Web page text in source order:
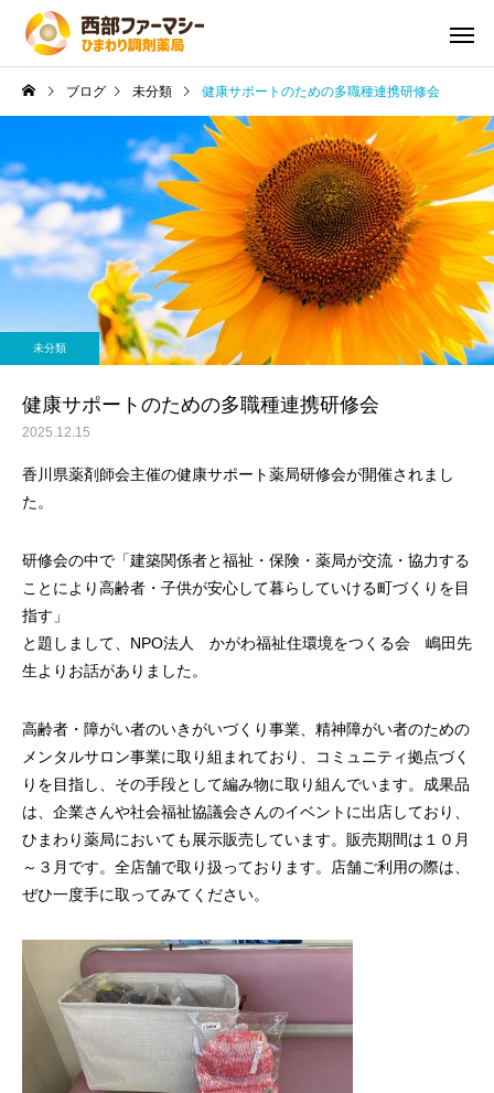
ブログ 未分類 健康サポートのための多職種連携研修会
未分類
健康サポートのための多職種連携研修会
2025.12.15
香川県薬剤師会主催の健康サポート薬局研修会が開催されまし
た。
研修会の中で「建築関係者と福祉・保険・薬局が交流・協力する
ことにより高齢者・子供が安心して暮らしていける町づくりを目
指す」
と題しまして、NPO法人 かがわ福祉住環境をつくる会 嶋田先
生よりお話がありました。
高齢者・障がい者のいきがいづくり事業、精神障がい者のための
メンタルサロン事業に取り組まれており、コミュニティ拠点づく
りを目指し、その手段として編み物に取り組んでいます。成果品
は、企業さんや社会福祉協議会さんのイベントに出店しており、
ひまわり薬局においても展示販売しています。販売期間は１０月
～３月です。全店舗で取り扱っております。店舗ご利用の際は、
ぜひ一度手に取ってみてください。